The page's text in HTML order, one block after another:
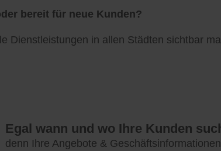
bereit für neue Kunden?
Dienstleistungen in allen Städten sichtbar
Egal wann und wo Ihre Kunden
denn Ihre Angebote &